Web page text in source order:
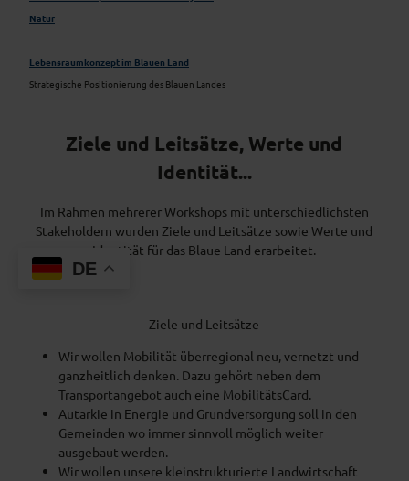
Natur
Lebensraumkonzept im Blauen Land
Strategische Positionierung des Blauen Landes
Ziele und Leitsätze, Werte und
Identität...
Im Rahmen mehrerer Workshops mit unterschiedlichsten
Stakeholdern wurden Ziele und Leitsätze sowie Werte und
Identität für das Blaue Land erarbeitet.
Ziele und Leitsätze
Wir wollen Mobilität überregional neu, vernetzt und
ganzheitlich denken. Dazu gehört neben dem
Transportangebot auch eine MobilitätsCard.
Autarkie in Energie und Grundversorgung soll in den
Gemeinden wo immer sinnvoll möglich weiter
ausgebaut werden.
Wir wollen unsere kleinstrukturierte Landwirtschaft
DE